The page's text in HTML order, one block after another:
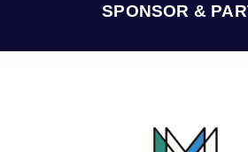
SPONSOR &